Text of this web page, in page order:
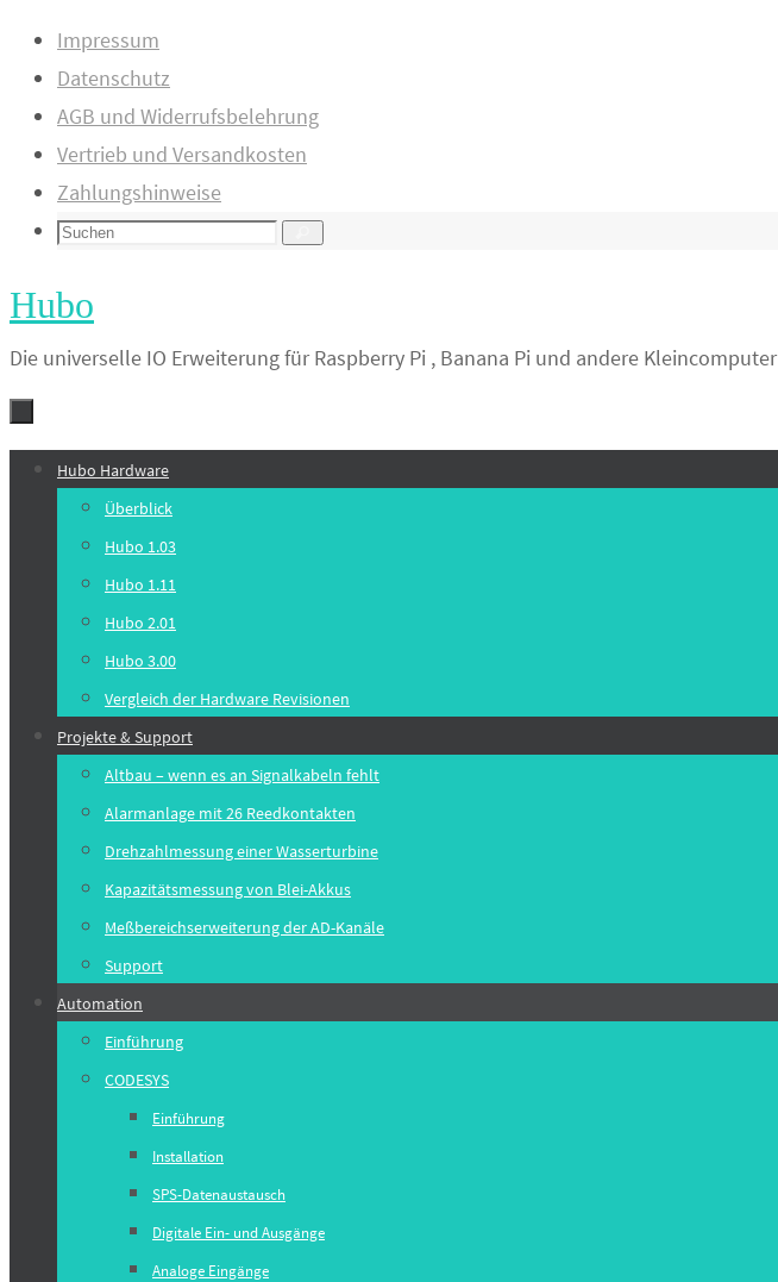
Zum
Inhalt
springen
Impressum
Datenschutz
AGB und Widerrufsbelehrung
Vertrieb und Versandkosten
Zahlungshinweise
Suchen
Hubo
Die universelle IO Erweiterung für Raspberry Pi , Banana Pi und andere Kleincomputer
Zum
springen
Hubo Hardware
Überblick
Hubo 1.03
Hubo 1.11
Hubo 2.01
Hubo 3.00
Vergleich der Hardware Revisionen
Projekte & Support
Altbau – wenn es an Signalkabeln fehlt
Alarmanlage mit 26 Reedkontakten
Drehzahlmessung einer Wasserturbine
Kapazitätsmessung von Blei-Akkus
Meßbereichserweiterung der AD-Kanäle
Support
Automation
Einführung
CODESYS
Einführung
Installation
SPS-Datenaustausch
Digitale Ein- und Ausgänge
Analoge Eingänge